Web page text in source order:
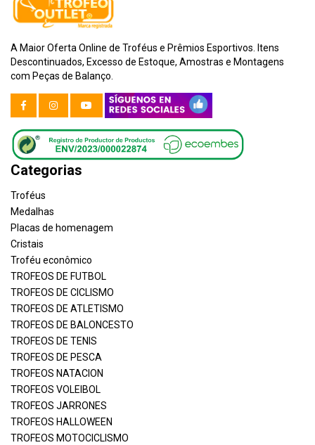
A Maior Oferta Online de Troféus e Prêmios Esportivos. Itens
Descontinuados, Excesso de Estoque, Amostras e Montagens
com Peças de Balanço.
Categorias
Troféus
Medalhas
Placas de homenagem
Cristais
Troféu econômico
TROFEOS DE FUTBOL
TROFEOS DE CICLISMO
TROFEOS DE ATLETISMO
TROFEOS DE BALONCESTO
TROFEOS DE TENIS
TROFEOS DE PESCA
TROFEOS NATACION
TROFEOS VOLEIBOL
TROFEOS JARRONES
TROFEOS HALLOWEEN
TROFEOS MOTOCICLISMO